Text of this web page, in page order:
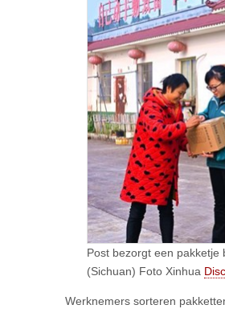
Post bezorgt een pakketje
(Sichuan) Foto Xinhua
Werknemers sorteren